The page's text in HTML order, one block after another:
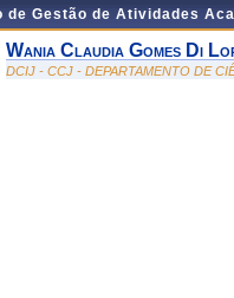
de Gestão de Atividades
Wania Claudia Gomes Di
DCIJ - CCJ - DEPARTAMENTO DE